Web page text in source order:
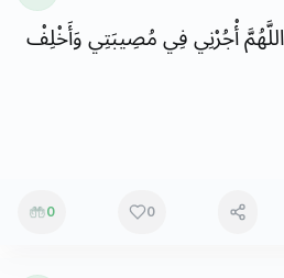
اللَّهُمَّأْجُرْنِيفِيمُصِيبَتِيوَأَخْلِفْ
0 0